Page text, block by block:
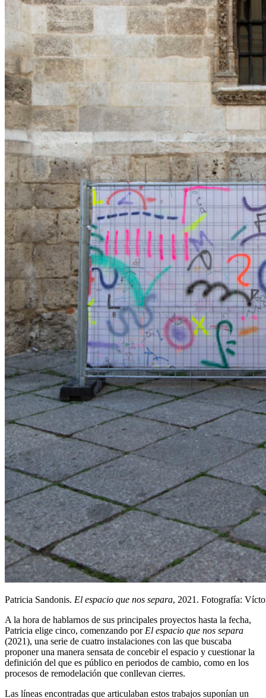
Patricia Sandonis. El espacio que nos separa, 2021. Fotografía:
A la hora de hablarnos de sus principales proyectos hasta la fecha,
Patricia elige cinco, comenzando por El espacio que nos separa
(2021), una serie de cuatro instalaciones con las que buscaba
proponer una manera sensata de concebir el espacio y cuestionar la
definición del que es público en periodos de cambio, como en los
procesos de remodelación que conllevan cierres.
Las líneas encontradas que articulaban estos trabajos suponían un